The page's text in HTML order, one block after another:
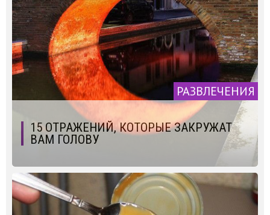
РАЗВЛЕЧЕНИЯ
15 ОТРАЖЕНИЙ, КОТОРЫЕ ЗАКРУЖАТ
ВАМ ГОЛОВУ